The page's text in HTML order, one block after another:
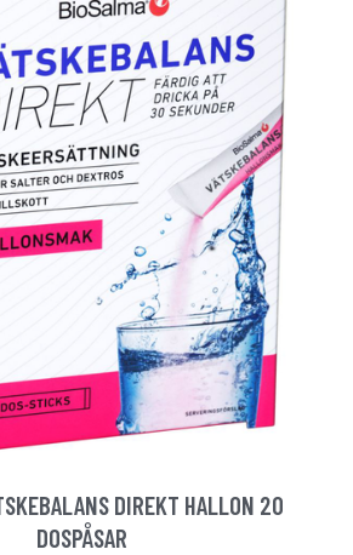
DIREKT HALLON 20
DOSPÅSAR